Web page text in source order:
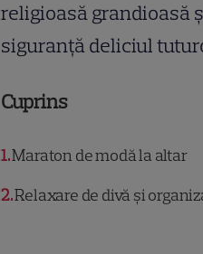
religioasă grandioasă
siguranță deliciul
Cuprins
1Maraton de modă la altar
2Relaxare de divă și